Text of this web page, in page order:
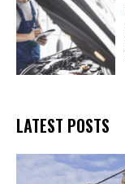
LATEST POSTS